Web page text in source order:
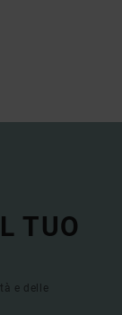
TUO
e delle